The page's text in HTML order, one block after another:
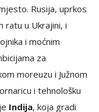
Rusija, uprkos
ratu u Ukrajini, i
i moćnim
za
moreuzu i Južnom
i tehnološku
je Indija, koja gradi